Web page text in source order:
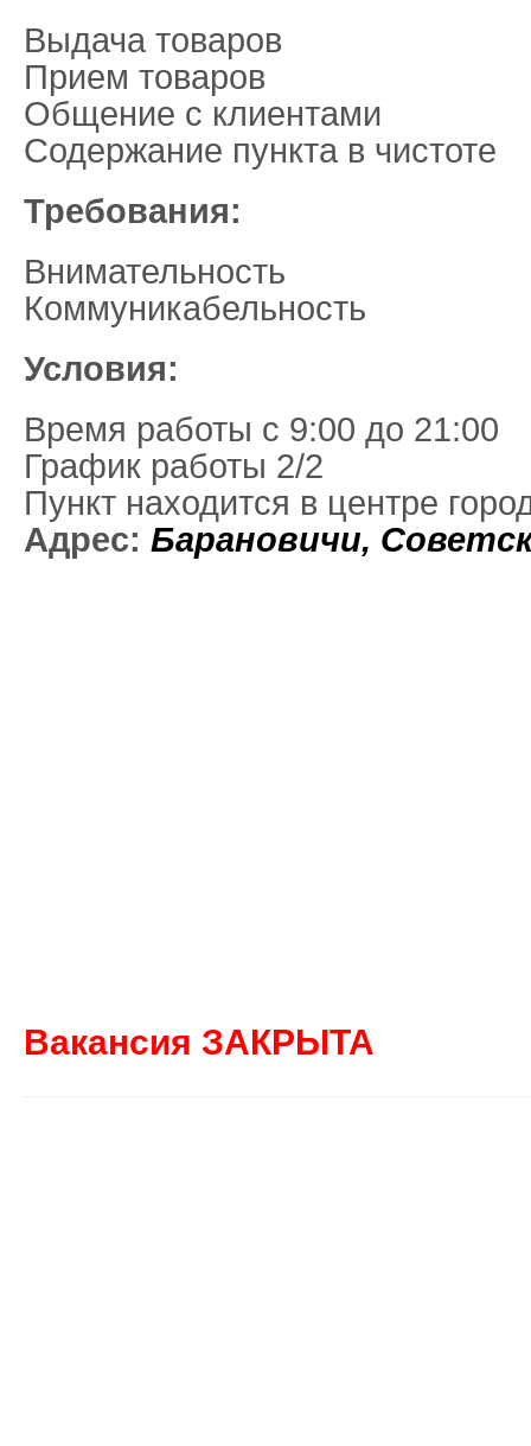
Выдача товаров
Прием товаров
Общение с клиентами
Содержание пункта в чистоте
Требования:
Внимательность
Коммуникабельность
Условия:
Время работы с 9:00 до 21:00
График работы 2/2
Пункт находится в центре
Адрес: Барановичи,
Вакансия ЗАКРЫТА